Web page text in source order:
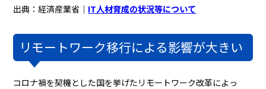
出典：経済産業省｜ IT人材育成の状況等について
リモートワーク移行による影響が大きい
コロナ禍を契機とした国を挙げたリモートワーク改革によっ